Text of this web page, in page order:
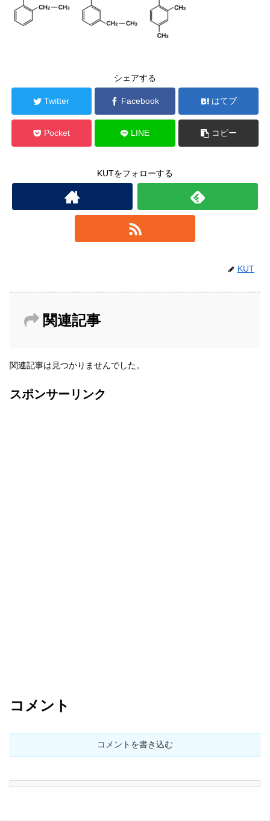
シェアする
Twitter Facebook はてブ
Pocket LINE コピー
KUTをフォローする
KUT
関連記事
関連記事は見つかりませんでした。
スポンサーリンク
コメント
コメントを書き込む